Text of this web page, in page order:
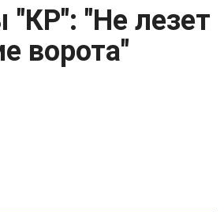
"КР": "Не лезет
ворота"